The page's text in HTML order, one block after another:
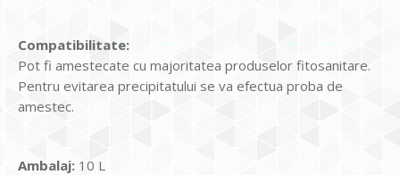
Compatibilitate:
Pot fi amestecate cu majoritatea produselor fitosanitare.
Pentru evitarea precipitatului se va efectua proba de
amestec.
Ambalaj: 10 L